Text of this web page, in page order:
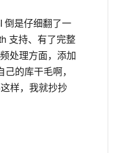
倒是仔细翻了一
支持、有了完整
处理方面，添加
的库干毛啊，
样，我就抄抄